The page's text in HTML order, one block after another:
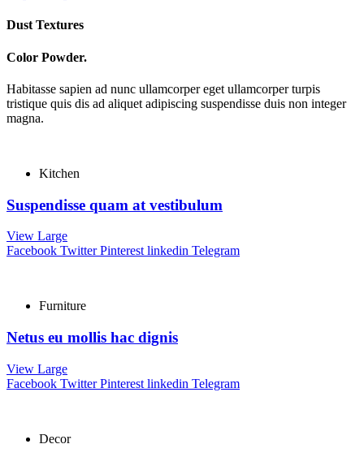
Dust Textures
Color Powder.
Habitasse sapien ad nunc ullamcorper eget ullamcorper turpis
tristique quis dis ad aliquet adipiscing suspendisse duis non integer
magna.
Kitchen
Suspendisse quam at vestibulum
View Large
Facebook Twitter Pinterest linkedin Telegram
Furniture
Netus eu mollis hac dignis
View Large
Facebook Twitter Pinterest linkedin Telegram
Decor